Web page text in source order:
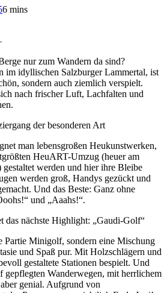
6 mins
nur zum Wandern da sind?
im idyllischen Salzburger Lammertal, ist
sondern auch ziemlich verspielt.
nach frischer Luft, Lachfalten und
der besonderen Art
man lebensgroßen Heukunstwerken,
HeuART-Umzug (heuer am
gestaltet werden und hier ihre Bleibe
werden groß, Handys gezückt und
Und das Beste: Ganz ohne
und „Aaahs!“.
das nächste Highlight: „Gaudi-Golf“
Partie Minigolf, sondern eine Mischung
und Spaß pur. Mit Holzschlägern und
gestaltete Stationen bespielt. Und
gepflegten Wanderwegen, mit herrlichem
genial. Aufgrund von